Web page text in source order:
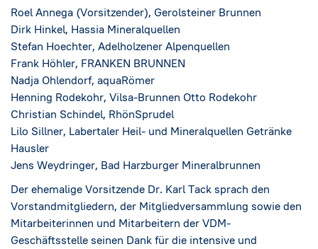
Roel Annega (Vorsitzender), Gerolsteiner Brunnen
Dirk Hinkel, Hassia Mineralquellen
Stefan Hoechter, Adelholzener Alpenquellen
Frank Höhler, FRANKEN BRUNNEN
Nadja Ohlendorf, aquaRömer
Henning Rodekohr, Vilsa-Brunnen Otto Rodekohr
Christian Schindel, RhönSprudel
Lilo Sillner, Labertaler Heil- und Mineralquellen Getränke
Hausler
Jens Weydringer, Bad Harzburger Mineralbrunnen
Der ehemalige Vorsitzende Dr. Karl Tack sprach den
Vorstandmitgliedern, der Mitgliedversammlung sowie den
Mitarbeiterinnen und Mitarbeitern der VDM-
Geschäftsstelle seinen Dank für die intensive und